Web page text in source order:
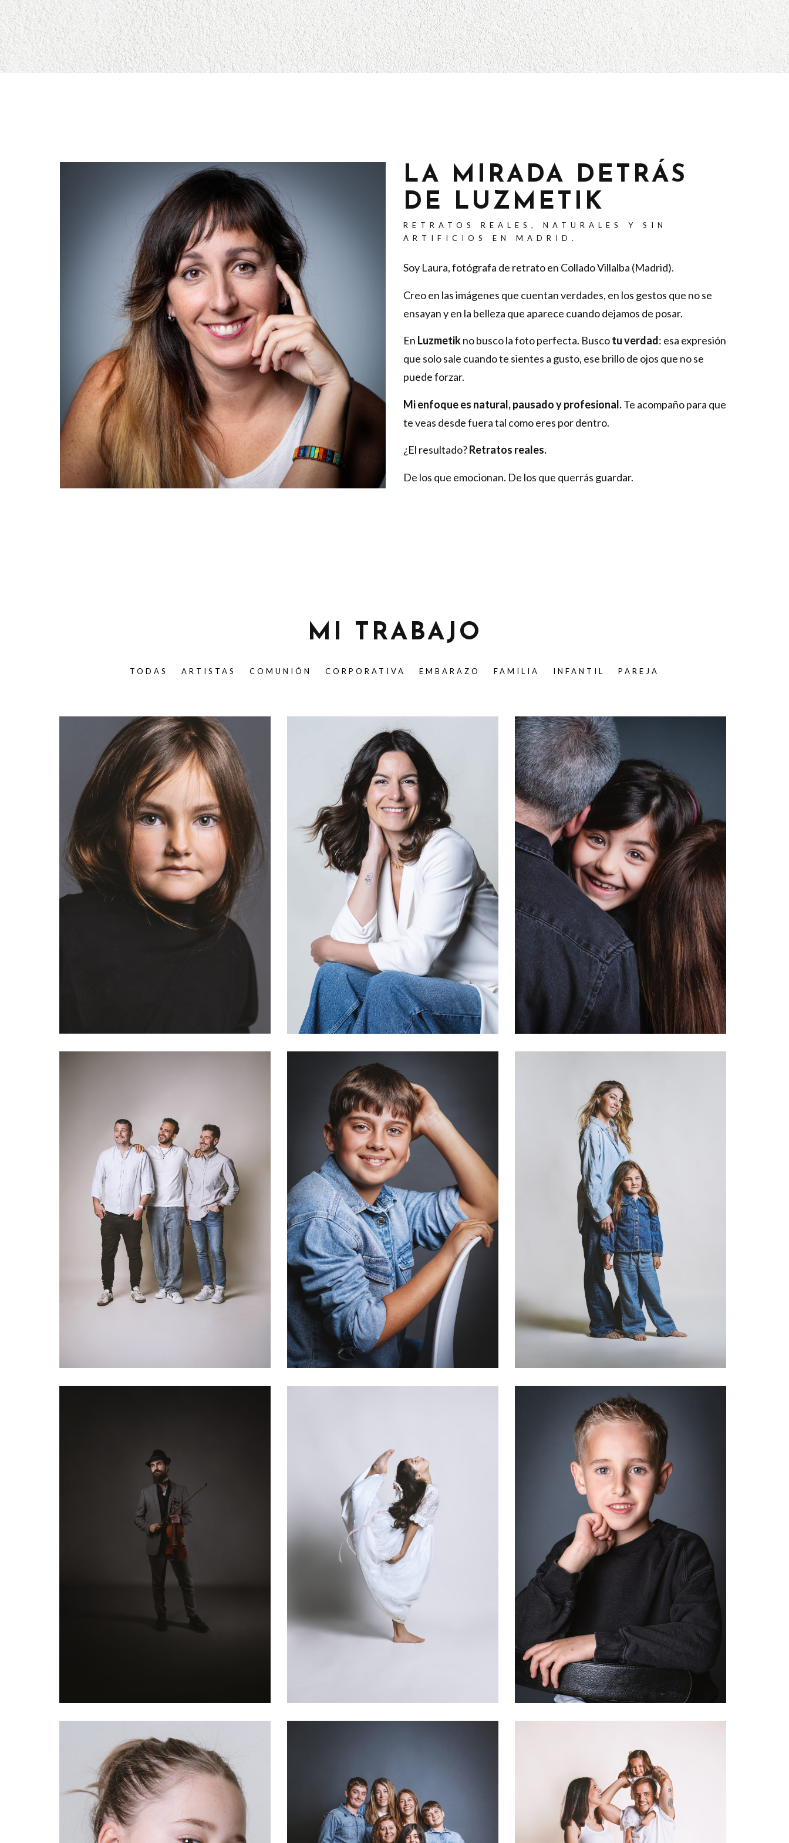
LA MIRADA DETRÁS
DE LUZMETIK
RETRATOS REALES, NATURALES Y SIN
ARTIFICIOS EN MADRID.
Soy Laura, fotógrafa de retrato en Collado Villalba (Madrid).
Creo en las imágenes que cuentan verdades, en los gestos que no se
ensayan y en la belleza que aparece cuando dejamos de posar.
En Luzmetikno busco la foto perfecta. Buscotu verdad: esa expresión
que solo sale cuando te sientes a gusto, ese brillo de ojos que no se
puede forzar.
Mi enfoque es natural, pausado y profesional.Te acompaño para que
te veas desde fuera tal como eres por dentro.
¿El resultado?Retratos reales.
De los que emocionan. De los que querrás guardar.
MI TRABAJO
TODAS ARTISTAS COMUNIÓN CORPORATIVA EMBARAZO FAMILIA INFANTIL PAREJA